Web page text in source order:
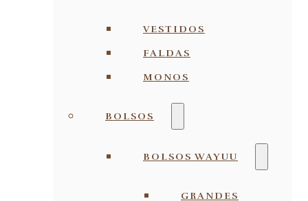
VESTIDOS
FALDAS
MONOS
BOLSOS
BOLSOS WAYUU
GRANDES